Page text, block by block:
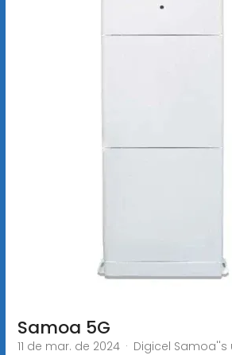
Samoa 5G
11 de mar. de 2024 · Digicel